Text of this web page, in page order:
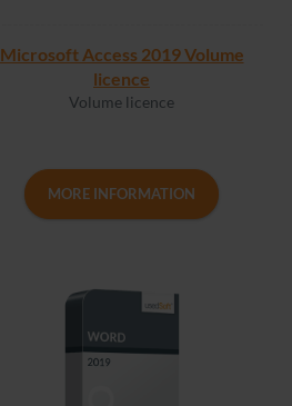
Microsoft Access 2019 Volume
licence
Volume licence
MORE INFORMATION